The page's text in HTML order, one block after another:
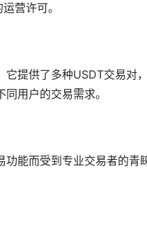
营许可。
它提供了多种USDT交易对
用户的交易需求。
功能而受到专业交易者的青